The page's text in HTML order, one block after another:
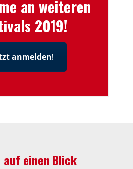
an weiteren
2019!
anmelden!
auf einen Blick